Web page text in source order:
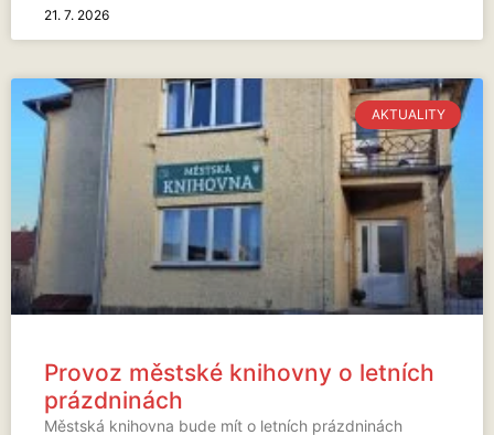
21. 7. 2026
AKTUALITY
Provoz městské knihovny o letních
prázdninách
Městská knihovna bude mít o letních prázdninách